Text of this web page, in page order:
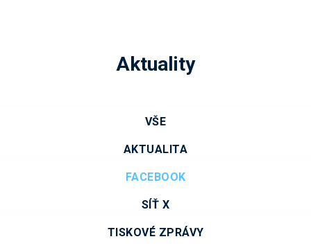
Aktuality
VŠE
AKTUALITA
FACEBOOK
SÍŤ X
TISKOVÉ ZPRÁVY